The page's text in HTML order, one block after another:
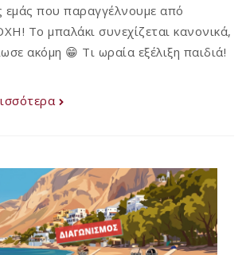
εμάς που παραγγέλνουμε από
Το μπαλάκι συνεχίζεται κανονικά,
ακόμη 😁 Τι ωραία εξέλιξη παιδιά!